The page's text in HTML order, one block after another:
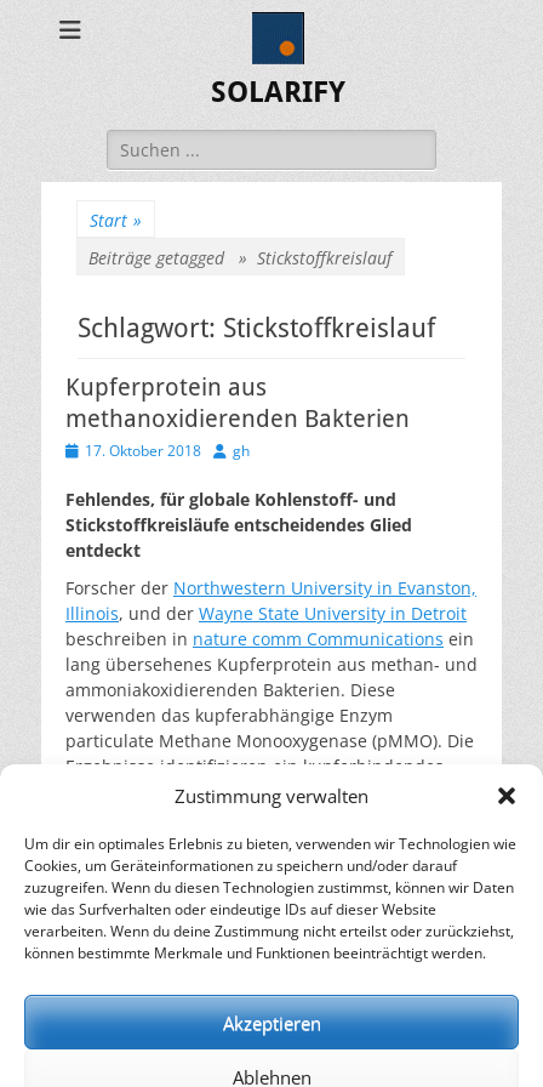
Zustimmung verwalten
Um dir ein optimales Erlebnis zu bieten, verwenden wir Technologien wie
Cookies, um Geräteinformationen zu speichern und/oder darauf
zuzugreifen. Wenn du diesen Technologien zustimmst, können wir Daten
wie das Surfverhalten oder eindeutige IDs auf dieser Website
verarbeiten. Wenn du deine Zustimmung nicht erteilst oder zurückziehst,
können bestimmte Merkmale und Funktionen beeinträchtigt werden.
Akzeptieren
Ablehnen
SOLARIFY
Suchen
nach:
Start »
Beiträge getagged » Stickstoffkreislauf
Schlagwort: Stickstoffkreislauf
Kupferprotein aus
methanoxidierenden Bakterien
Veröffentlicht
17. Oktober 2018 Autor
gh
Fehlendes, für globale Kohlenstoff- und
Stickstoffkreisläufe entscheidendes Glied
entdeckt
Forscher der Northwestern University in Evanston,
Illinois, und der Wayne State University in Detroit
beschreiben in nature comm Communications ein
lang übersehenes Kupferprotein aus methan- und
ammoniakoxidierenden Bakterien. Diese
verwenden das kupferabhängige Enzym
particulate Methane Monooxygenase (pMMO). Die
Ergebnisse identifizieren ein kupferbindendes
Protein, das ein fehlendes Glied in der Funktion
Kohlenstoff- und Stickstoffkreisläufe entscheidend
sind.weiterlesen…
– Energie für die Zukunft –
Nachhaltigkeit, Kreislaufwirtschaft,
Erneuerbare Energien, Klimawandel und Energiewende.